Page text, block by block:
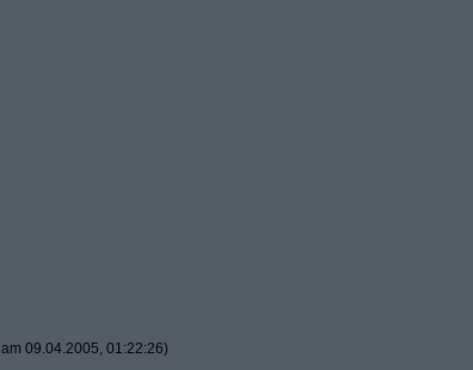
am 09.04.2005, 01:22:26)